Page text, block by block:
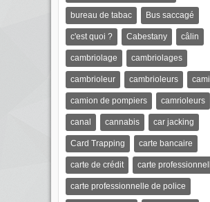
bureau de tabac Bus saccagé
c'est quoi ? Cabestany câlin
cambriolage cambriolages
cambrioleur cambrioleurs
camion de pompiers camrioleurs
canal cannabis car jacking
Card Trapping carte bancaire
carte de crédit carte
carte professionnelle de police